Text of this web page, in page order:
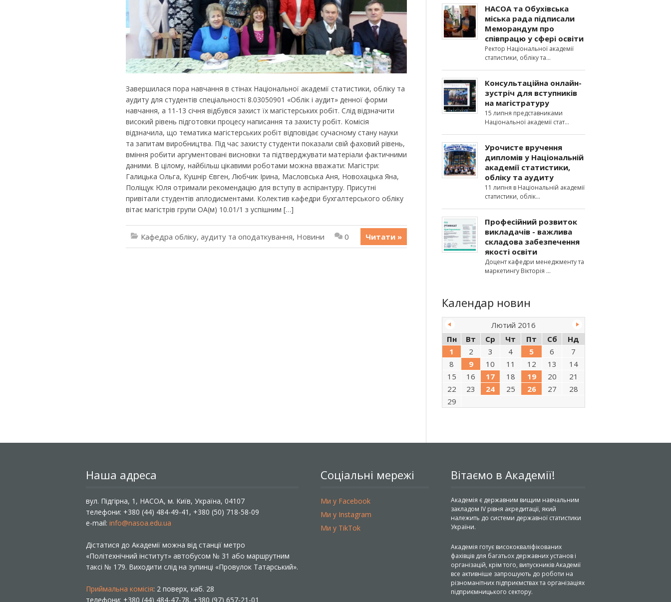
Завершилася пора навчання в стінах Національної академії статистики, обліку та
аудиту для студентів спеціальності 8.03050901 «Облік і аудит» денної форми
навчання, а 11-13 січня відбувся захист їх магістерських робіт. Слід відзначити
високий рівень підготовки процесу написання та захисту робіт. Комісія
відзначила, що тематика магістерських робіт відповідає сучасному стану науки
та запитам виробництва. Під час захисту студенти показали свій фаховий рівень,
вміння робити аргументовані висновки та підтверджувати матеріали фактичними
даними. В цілому, найбільш цікавими роботами можна вважати: Магістри:
Галицька Ольга, Кушнір Євген, Любчик Ірина, Масловська Аня, Новохацька Яна,
Поліщук Юля отримали рекомендацію для вступу в аспірантуру. Присутні
привітали студентів аплодисментами. Колектив кафедри бухгалтерського обліку
вітає магістрів групи ОА(м) 10.01/1 з успішним […]
Кафедра обліку, аудиту та оподаткування, Новини 0 Читати »
НАСОА та Обухівська
міська рада підписали
Меморандум про
співпрацю у сфері освіти
Ректор Національної академії
статистики, обліку та
Консультаційна онлайн-
зустріч для вступників
на магістратуру
15 липня представниками
Національної академії стат
Урочисте вручення
дипломів у Національній
академії статистики,
обліку та аудиту
11 липня в Національній академії
статистики, облік
Професійний розвиток
викладачів - важлива
складова забезпечення
якості освіти
Доцент кафедри менеджменту та
маркетингу Вікторія
Календар новин
Лютий 2016
Пн
Вт Ср Чт Пт Сб
Нд
1
2 3 4 5 6
7
8
9 10 11 12 13
14
15
16 17 18 19 20
21
22
23 24 25 26 27
28
29
Наша адреса
вул. Підгірна, 1, НАСОА, м. Київ, Україна, 04107
телефони: +380 (44) 484-49-41, +380 (50) 718-58-09
e-mail: info@nasoa.edu.ua
Дістатися до Академії можна від станції метро
«Політехнічний інститут» автобусом № 31 або маршрутним
таксі № 179. Виходити слід на зупинці «Провулок Татарський».
Приймальна комісія: 2 поверх, каб. 28
телефони: +380 (44) 484-47-78, +380 (97) 657-21-01
Соціальні мережі
Ми у Facebook
Ми у Instagram
Ми у TikTok
Вітаємо в Академії!
Академія є державним вищим навчальним
закладом IV рівня акредитації, який
належить до системи державної статистики
України.
Академія готує висококваліфікованих
фахівців для багатьох державних установ і
організацій, крім того, випускників Академії
все активніше запрошують до роботи на
різноманітних підприємствах та організаціях
підприємницького сектору.